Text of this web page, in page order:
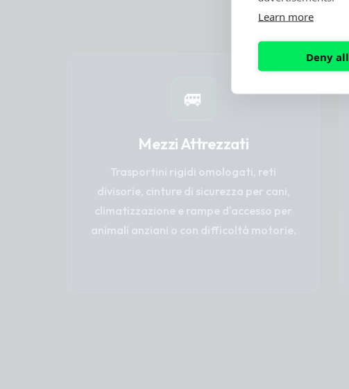
🚐
Mezzi Attrezzati
Trasportini rigidi omologati, reti
divisorie, cinture di sicurezza per cani,
climatizzazione e rampe d'accesso per
animali anziani o con difficoltà motorie.
Learn more
Deny all